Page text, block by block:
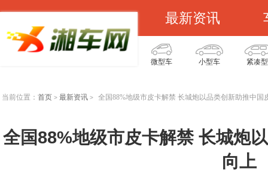
最新资讯
微型车 小型车 紧凑型
当前位置： 首页 > 最新资讯 > 全国88%地级市皮卡解禁 长城炮以品类创新助推中国
全国88%地级市皮卡解禁 长城炮
向上